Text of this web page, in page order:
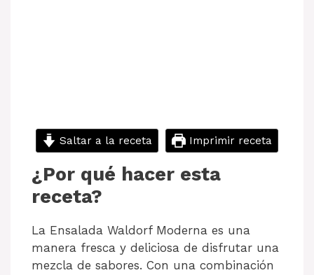
Saltar a la receta Imprimir receta
¿Por qué hacer esta
receta?
La Ensalada Waldorf Moderna es una
manera fresca y deliciosa de disfrutar una
mezcla de sabores. Con una combinación